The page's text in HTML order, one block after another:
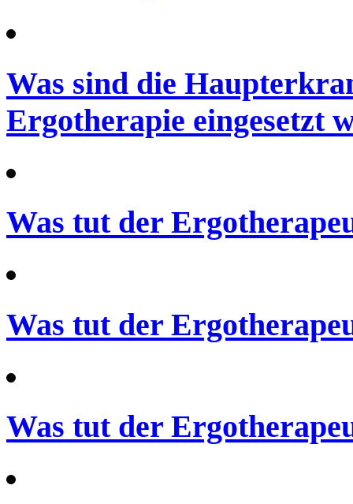
Was sind die
Ergotherapie eingesetzt
Was tut der
Was tut der
Was tut der